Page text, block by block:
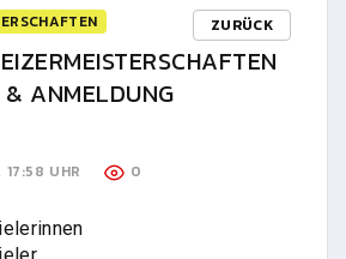
ZURÜCK
ANMELDUNG
UHR
0